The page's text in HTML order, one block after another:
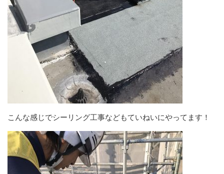
こんな感じでシーリング工事などもていねいにやってます！